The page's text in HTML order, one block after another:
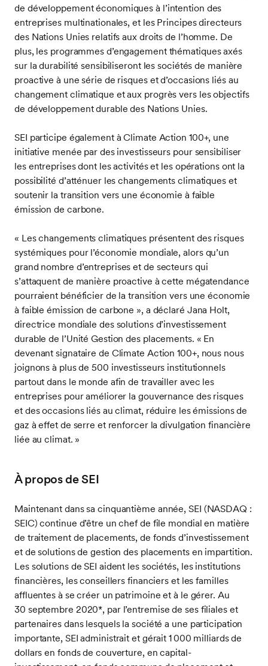
de développement économiques à l’intention des
entreprises multinationales, et les Principes directeurs
des Nations Unies relatifs aux droits de l’homme. De
plus, les programmes d’engagement thématiques axés
sur la durabilité sensibiliseront les sociétés de manière
proactive à une série de risques et d’occasions liés au
changement climatique et aux progrès vers les objectifs
de développement durable des Nations Unies.
SEI participe également à Climate Action 100+, une
initiative menée par des investisseurs pour sensibiliser
les entreprises dont les activités et les opérations ont la
possibilité d’atténuer les changements climatiques et
soutenir la transition vers une économie à faible
émission de carbone.
« Les changements climatiques présentent des risques
systémiques pour l’économie mondiale, alors qu’un
grand nombre d’entreprises et de secteurs qui
s’attaquent de manière proactive à cette mégatendance
pourraient bénéficier de la transition vers une économie
à faible émission de carbone », a déclaré Jana Holt,
directrice mondiale des solutions d’investissement
durable de l’Unité Gestion des placements. « En
devenant signataire de Climate Action 100+, nous nous
joignons à plus de 500 investisseurs institutionnels
partout dans le monde afin de travailler avec les
entreprises pour améliorer la gouvernance des risques
et des occasions liés au climat, réduire les émissions de
gaz à effet de serre et renforcer la divulgation financière
liée au climat. »
À propos de SEI
Maintenant dans sa cinquantième année, SEI (NASDAQ :
SEIC) continue d’être un chef de file mondial en matière
de traitement de placements, de fonds d’investissement
et de solutions de gestion des placements en impartition.
Les solutions de SEI aident les sociétés, les institutions
financières, les conseillers financiers et les familles
affluentes à se créer un patrimoine et à le gérer. Au
30 septembre 2020*, par l’entremise de ses filiales et
partenaires dans lesquels la société a une participation
importante, SEI administrait et gérait 1 000 milliards de
dollars en fonds de couverture, en capital-